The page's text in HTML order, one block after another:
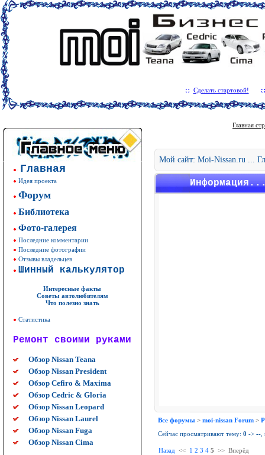
Сделать стартовой!
Главная
Идея проекта
Форум
Библиотека
Фото-галерея
Последние комментарии
Последние фотографии
Отзывы владельцев
Шинный калькулятор
Интересные факты
Советы автолюбителям
Что полезно знать
Статистика
Ремонт своими руками
Обзор Nissan Teana
Обзор Nissan President
Обзор Cefiro & Maxima
Обзор Cedric & Gloria
Обзор Nissan Leopard
Обзор Nissan Laurel
Обзор Nissan Fuga
Обзор Nissan Cima
Главная
Мой сайт: Moi-Nissan.ru ...
Все форумы > moi-nissan Forum >
Сейчас просматривают тему: 0 -> --
Назад << 1 2 3 4 5 >> Вперёд